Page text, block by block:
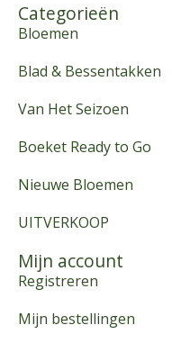
Categorieën
Bloemen
Blad & Bessentakken
Van Het Seizoen
Boeket Ready to Go
Nieuwe Bloemen
UITVERKOOP
Mijn account
Registreren
Mijn bestellingen